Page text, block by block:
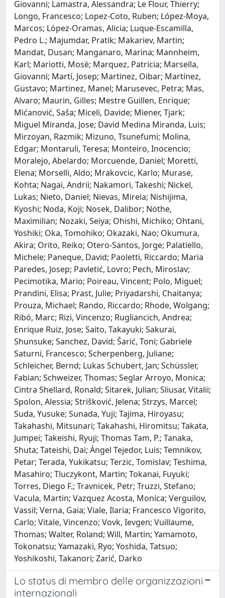
Giovanni; Lamastra, Alessandra; Le Flour, Thierry;
Longo, Francesco; Lopez-Coto, Ruben; López-Moya,
Marcos; López-Oramas, Alicia; Luque-Escamilla,
Pedro L.; Majumdar, Pratik; Makariev, Martin;
Mandat, Dusan; Manganaro, Marina; Mannheim,
Karl; Mariotti, Mosè; Marquez, Patricia; Marsella,
Giovanni; Martí, Josep; Martinez, Oibar; Martínez,
Gustavo; Martinez, Manel; Marusevec, Petra; Mas,
Alvaro; Maurin, Gilles; Mestre Guillen, Enrique;
Mićanović, Saša; Miceli, Davide; Miener, Tjark;
Miguel Miranda, Jose; David Medina Miranda, Luis;
Mirzoyan, Razmik; Mizuno, Tsunefumi; Molina,
Edgar; Montaruli, Teresa; Monteiro, Inocencio;
Moralejo, Abelardo; Morcuende, Daniel; Moretti,
Elena; Morselli, Aldo; Mrakovcic, Karlo; Murase,
Kohta; Nagai, Andrii; Nakamori, Takeshi; Nickel,
Lukas; Nieto, Daniel; Nievas, Mireia; Nishijima,
Kyoshi; Noda, Koji; Nosek, Dalibor; Nöthe,
Maximilian; Nozaki, Seiya; Ohishi, Michiko; Ohtani,
Yoshiki; Oka, Tomohiko; Okazaki, Nao; Okumura,
Akira; Orito, Reiko; Otero-Santos, Jorge; Palatiello,
Michele; Paneque, David; Paoletti, Riccardo; Maria
Paredes, Josep; Pavletić, Lovro; Pech, Miroslav;
Pecimotika, Mario; Poireau, Vincent; Polo, Miguel;
Prandini, Elisa; Prast, Julie; Priyadarshi, Chaitanya;
Prouza, Michael; Rando, Riccardo; Rhode, Wolgang;
Ribó, Marc; Rizi, Vincenzo; Rugliancich, Andrea;
Enrique Ruiz, Jose; Saito, Takayuki; Sakurai,
Shunsuke; Sanchez, David; Šarić, Toni; Gabriele
Saturni, Francesco; Scherpenberg, Juliane;
Schleicher, Bernd; Lukas Schubert, Jan; Schüssler,
Fabian; Schweizer, Thomas; Seglar Arroyo, Monica;
Cintra Shellard, Ronald; Sitarek, Julian; Sliusar, Vitalii;
Spolon, Alessia; Strišković, Jelena; Strzys, Marcel;
Suda, Yusuke; Sunada, Yuji; Tajima, Hiroyasu;
Takahashi, Mitsunari; Takahashi, Hiromitsu; Takata,
Jumpei; Takeishi, Ryuji; Thomas Tam, P.; Tanaka,
Shuta; Tateishi, Dai; Ángel Tejedor, Luis; Temnikov,
Petar; Terada, Yukikatsu; Terzic, Tomislav; Teshima,
Masahiro; Tluczykont, Martin; Tokanai, Fuyuki;
Torres, Diego F.; Travnicek, Petr; Truzzi, Stefano;
Vacula, Martin; Vazquez Acosta, Monica; Verguilov,
Vassil; Verna, Gaia; Viale, Ilaria; Francesco Vigorito,
Carlo; Vitale, Vincenzo; Vovk, Ievgen; Vuillaume,
Thomas; Walter, Roland; Will, Martin; Yamamoto,
Tokonatsu; Yamazaki, Ryo; Yoshida, Tatsuo;
Yoshikoshi, Takanori; Zarić, Darko
Lo status di membro delle organizzazioni
internazionali